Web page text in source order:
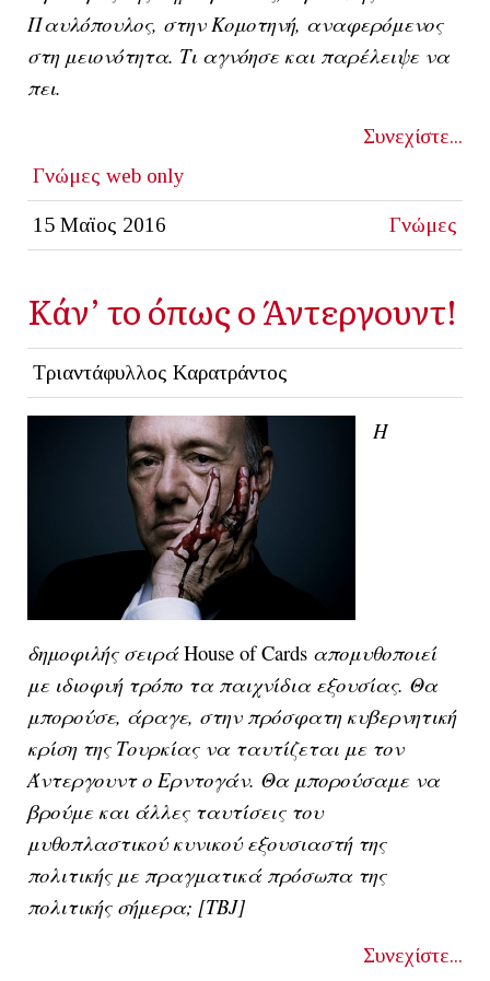
Παυλόπουλος, στην Κομοτηνή, αναφερόμενος
στη μειονότητα. Τι αγνόησε και παρέλειψε να
πει.
Συνεχίστε...
Γνώμες web only
15 Μαϊος 2016 Γνώμες
Κάν’ το όπως ο Άντεργουντ!
Τριαντάφυλλος Καρατράντος
Η
δημοφιλής σειράHouse of Cards απομυθοποιεί
με ιδιοφυή τρόπο τα παιχνίδια εξουσίας. Θα
μπορούσε, άραγε, στην πρόσφατη κυβερνητική
κρίση της Τουρκίας να ταυτίζεται με τον
Άντεργουντ ο Ερντογάν. Θα μπορούσαμε να
βρούμε και άλλες ταυτίσεις του
μυθοπλαστικού κυνικού εξουσιαστή της
πολιτικής με πραγματικά πρόσωπα της
πολιτικής σήμερα; [ΤΒJ]
Συνεχίστε...